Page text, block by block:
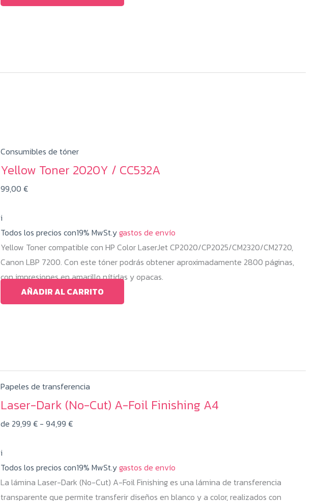
Consumibles de tóner
Yellow Toner 2020Y / CC532A
99,00 €
i
Todos los precios con19% MwSt.ygastos de envío
Yellow Toner compatible con HP Color LaserJet CP2020/CP2025/CM2320/CM2720,
Canon LBP 7200. Con este tóner podrás obtener aproximadamente 2800 páginas,
con impresiones en amarillo nítidas y opacas.
AÑADIR AL CARRITO
Papeles de transferencia
Laser-Dark (No-Cut) A-Foil Finishing A4
de 29,99 € - 94,99 €Rango
desde
29,99 €
hasta
i
Todos los precios con19% MwSt.ygastos de envío
La lámina Laser-Dark (No-Cut) A-Foil Finishing es una lámina de transferencia
transparente que permite transferir diseños en blanco y a color, realizados con